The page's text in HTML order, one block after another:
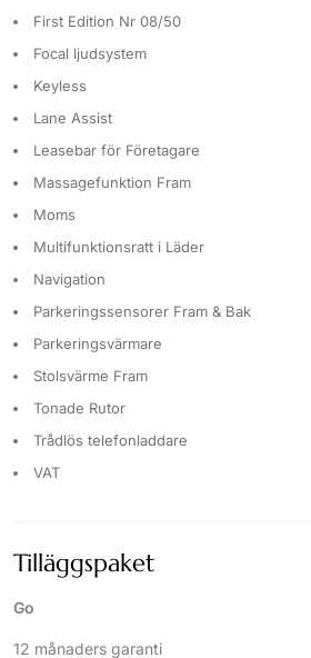
First Edition Nr 08/50
Focal ljudsystem
Keyless
Lane Assist
Leasebar för Företagare
Massagefunktion Fram
Moms
Multifunktionsratt i Läder
Navigation
Parkeringssensorer Fram & Bak
Parkeringsvärmare
Stolsvärme Fram
Tonade Rutor
Trådlös telefonladdare
VAT
Tilläggspaket
Go
12 månaders garanti